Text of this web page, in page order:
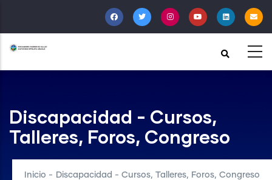
al
contenido
principal
Discapacidad - Cursos,
Talleres, Foros, Congreso
Inicio - Discapacidad - Cursos, Talleres, Foros, Congreso